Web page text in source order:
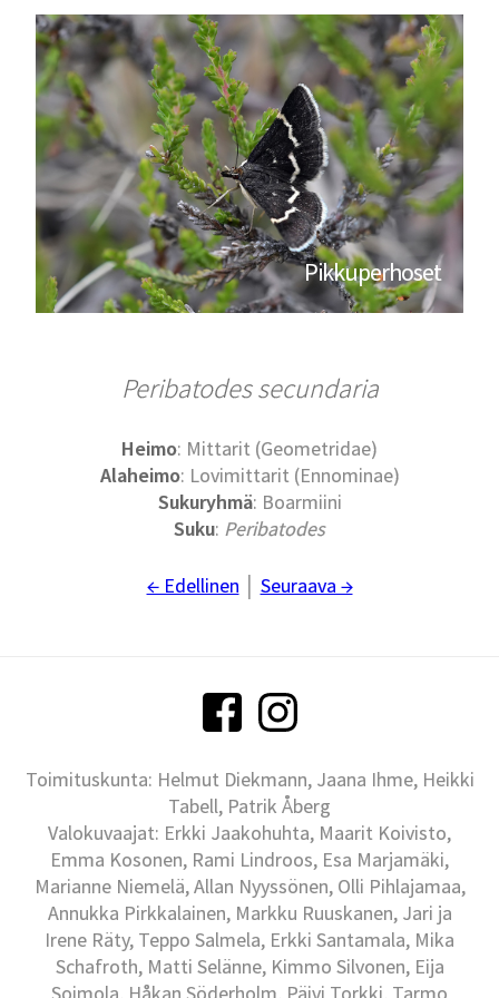
Pikkuperhoset
Peribatodes secundaria
Heimo: Mittarit (Geometridae)
Alaheimo: Lovimittarit (Ennominae)
Sukuryhmä: Boarmiini
Suku: Peribatodes
← Edellinen Seuraava →
Toimituskunta: Helmut Diekmann, Jaana Ihme, Heikki
Tabell, Patrik Åberg
Valokuvaajat: Erkki Jaakohuhta, Maarit Koivisto,
Emma Kosonen, Rami Lindroos, Esa Marjamäki,
Marianne Niemelä, Allan Nyyssönen, Olli Pihlajamaa,
Annukka Pirkkalainen, Markku Ruuskanen, Jari ja
Irene Räty, Teppo Salmela, Erkki Santamala, Mika
Schafroth, Matti Selänne, Kimmo Silvonen, Eija